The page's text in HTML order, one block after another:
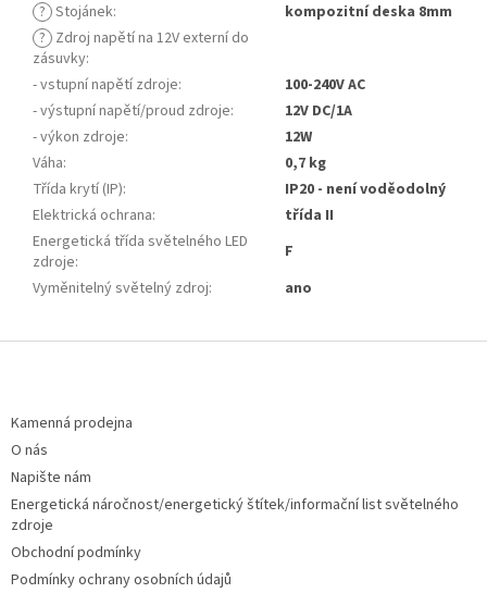
? Stojánek:
kompozitní deska 8mm
? Zdroj napětí na 12V externí do
zásuvky:
- vstupní napětí zdroje:
100-240V AC
- výstupní napětí/proud zdroje:
12V DC/1A
- výkon zdroje:
12W
Váha:
0,7 kg
Třída krytí (IP):
IP20 - není voděodolný
Elektrická ochrana:
třída II
Energetická třída světelného LED
zdroje:
F
Vyměnitelný světelný zdroj: ano
Kamenná prodejna
O nás
Napište nám
Energetická náročnost/energetický štítek/informační list světelného
zdroje
Obchodní podmínky
Podmínky ochrany osobních údajů